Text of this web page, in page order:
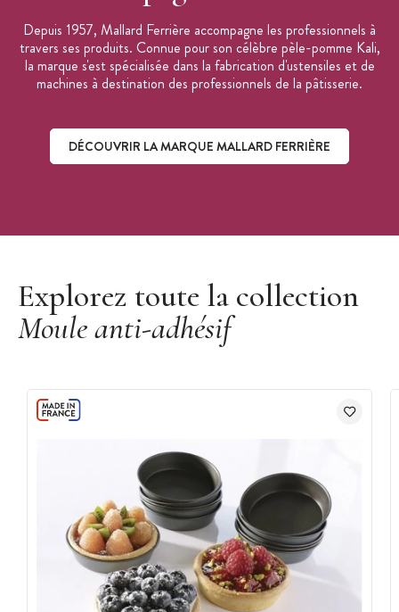
Depuis 1957, Mallard Ferrière accompagne les professionnels à
travers ses produits. Connue pour son célèbre pèle-pomme Kali,
la marque s'est spécialisée dans la fabrication d'ustensiles et de
machines à destination des professionnels de la pâtisserie.
DÉCOUVRIR LA MARQUE MALLARD FERRIÈRE
Explorez toute la collection
Moule anti-adhésif